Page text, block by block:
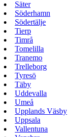
Säter
Söderhamn
Södertälje
Tierp
Timrå
Tomelilla
Tranemo
Trelleborg
Tyresö
Täby
Uddevalla
Umeå
Upplands Väsby
Uppsala
Vallentuna